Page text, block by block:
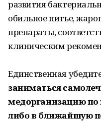
развития
обильное питье,
препараты,
клиническим
Единственная
заниматься
медорганизацию по
либо в ближайшую